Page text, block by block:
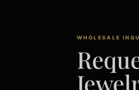
WHOLESALE